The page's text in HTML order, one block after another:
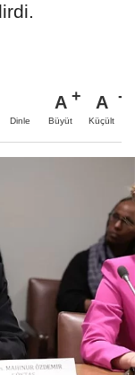
Dinle
A
Büyüt
A
Küçült